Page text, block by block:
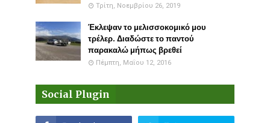
Τρίτη, Νοεμβρίου 26, 2019
Έκλεψαν το μελισσοκομικό μου
τρέλερ. Διαδώστε το παντού
παρακαλώ μήπως βρεθεί
Πέμπτη, Μαΐου 12, 2016
Social Plugin